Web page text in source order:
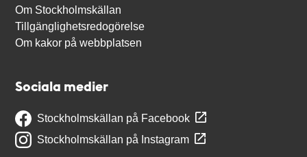
Om Stockholmskällan
Tillgänglighetsredogörelse
Om kakor på webbplatsen
Sociala medier
Stockholmskällan på Facebook
Stockholmskällan på Instagram